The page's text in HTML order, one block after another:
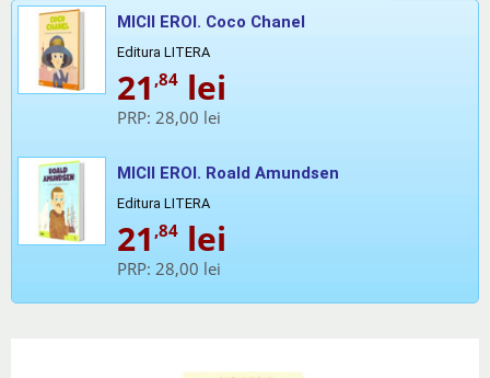
MICII EROI. Coco Chanel
Editura LITERA
21 ,84 lei
PRP: 28,00 lei
MICII EROI. Roald Amundsen
Editura LITERA
21 ,84 lei
PRP: 28,00 lei